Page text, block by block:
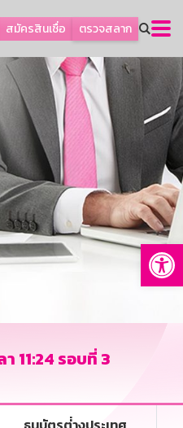
สมัครสินเชื่อ ตรวจสลาก
11:24 รอบที่ 3